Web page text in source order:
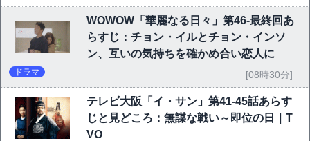
WOWOW「華麗なる日々」第46-最終回あ
らすじ：チョン・イルとチョン・インソ
ン、互いの気持ちを確かめ合い恋人に
ドラマ [08時30分]
テレビ大阪「イ・サン」第41-45話あらす
じと見どころ：無謀な戦い～即位の日｜T
VO